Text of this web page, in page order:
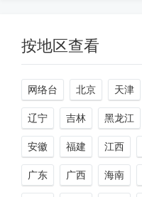
按地区查看
网络台 北京 天津
辽宁 吉林 黑龙江
安徽 福建 江西
广东 广西 海南